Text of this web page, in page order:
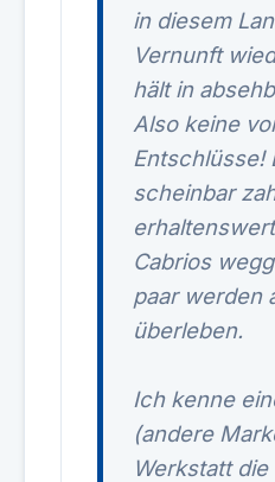
in diesem
Vernunft
hält in
Also keine
Entschlüsse!
scheinbar
Cabrios
paar werden
überleben.
Ich kenne
(andere
Werkstatt